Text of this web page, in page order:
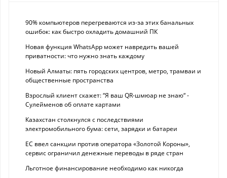
90% компьютеров перегреваются из-за этих банальных
ошибок: как быстро охладить домашний ПК
Новая функция WhatsApp может навредить вашей
приватности: что нужно знать каждому
Новый Алматы: пять городских центров, метро, трамваи и
общественные пространства
Взрослый клиент скажет: “Я ваш QR-шмюар не знаю“ -
Сулейменов об оплате картами
Казахстан столкнулся с последствиями
электромобильного бума: сети, зарядки и батареи
ЕС ввел санкции против оператора «Золотой Короны»,
сервис ограничил денежные переводы в ряде стран
Льготное финансирование необходимо как никогда